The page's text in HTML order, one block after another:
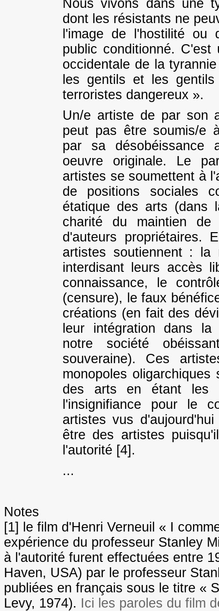
Nous vivons dans une
dont les résistants ne
l'image de l'hostilité
public conditionné.
occidentale de la
les gentils et les
terroristes dangereux ».
Un/e artiste de par son
peut pas être soumis/e
par sa désobéissance
oeuvre originale. Le
artistes se soumettent à
de positions sociales
étatique des arts (dans
charité du maintien
d'auteurs propriétaires.
artistes soutiennent : la
interdisant leurs accès
connaissance, le
(censure), le faux
créations (en fait des
leur intégration dans la
notre société
souveraine). Ces
monopoles
des arts en étant les
l'insignifiance pour le
artistes vus
être des artistes
l'autorité [4].
...
Notes
[1] le film d'Henri Verneuil « I
expérience du professeur Stanley
à l'autorité furent effectuées entre
Haven, USA) par le professeur
publiées en français sous le titre «
Levy, 1974). Ici les paroles du film